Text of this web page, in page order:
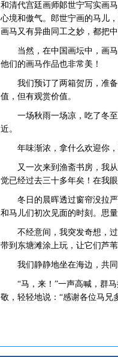
和清代宫廷画师郞世宁写实画
心境和傲气。郎世宁画的马儿
画马又有异曲同工之妙，都把
当然，在中国画坛中，画马
他们的画马作品也非常美！
我们预订了两箱贺历，准备
值，但有观赏价值。
一场秋雨一场凉，吃了冬至
近。
年味渐浓，拿什么欢迎你，
又一次来到渔斋书房，我从
觉已经过去三十多年矣！在我
冬日的晨晖透过窗帘没拉严
和马儿们初次见面的时刻。思
不经意间，我突发奇想，过
带到东塘滩涂上玩，让它们芦苇
我们静静地坐在海边，共同
“马，来！”一声高喊，群马
敬，轻轻地说：“感谢各位马兄